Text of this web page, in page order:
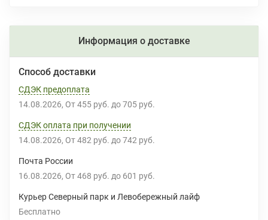
Информация о доставке
Способ доставки
СДЭК предоплата
14.08.2026 От 455 руб. до 705 руб.
СДЭК оплата при получении
14.08.2026 От 482 руб. до 742 руб.
Почта России
16.08.2026 От 468 руб. до 601 руб.
Курьер Северный парк и Левобережный лайф
Бесплатно